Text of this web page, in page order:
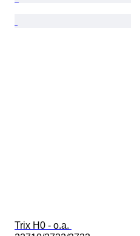
Trix H0 - o.a.